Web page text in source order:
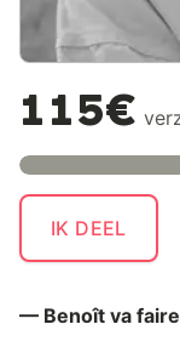
115€
IK DEEL
— Benoît va